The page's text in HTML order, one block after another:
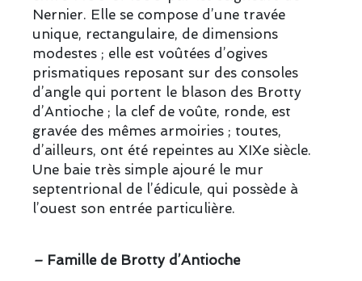
Nernier. Elle se compose d’une travée
unique, rectangulaire, de dimensions
modestes ; elle est voûtées d’ogives
prismatiques reposant sur des consoles
d’angle qui portent le blason des Brotty
d’Antioche ; la clef de voûte, ronde, est
gravée des mêmes armoiries ; toutes,
d’ailleurs, ont été repeintes au XIXe siècle.
Une baie très simple ajouré le mur
septentrional de l’édicule, qui possède à
l’ouest son entrée particulière.
– Famille de Brotty d’Antioche